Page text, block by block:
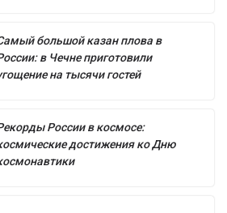
большой казан плова в
в Чечне приготовили
на тысячи гостей
России в космосе:
достижения ко Дню